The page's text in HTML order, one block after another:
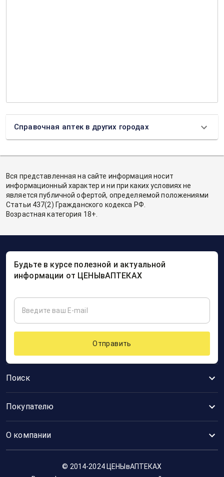
Справочная аптек в других городах
Вся представленная на сайте информация носит
информационный характер и ни при каких условиях не
является публичной офертой, определяемой положениями
Статьи 437(2) Гражданского кодекса РФ.
Возрастная категория 18+.
Поиск
Покупателю
О компании
Будьте в курсе полезной и актуальной
информации от ЦЕНЫвАПТЕКАХ
Отправить
© 2014-2024 ЦЕНЫвАПТЕКАХ